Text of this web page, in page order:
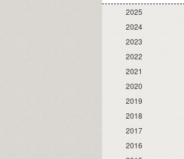
2025
2024
2023
2022
2021
2020
2019
2018
2017
2016